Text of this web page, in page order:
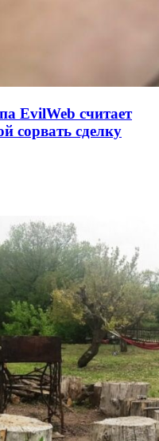
EvilWeb считает
сорвать сделку